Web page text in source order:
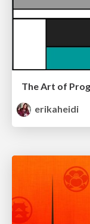
The Art of
erikaheidi